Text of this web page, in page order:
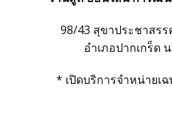
98/43 สุขาประชาสร
อำเภอปากเกร็ด
* เปิดบริการจำหน่ายเ